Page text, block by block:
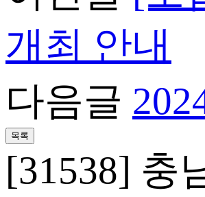
개최 안내
다음글
목록
[31538] 충